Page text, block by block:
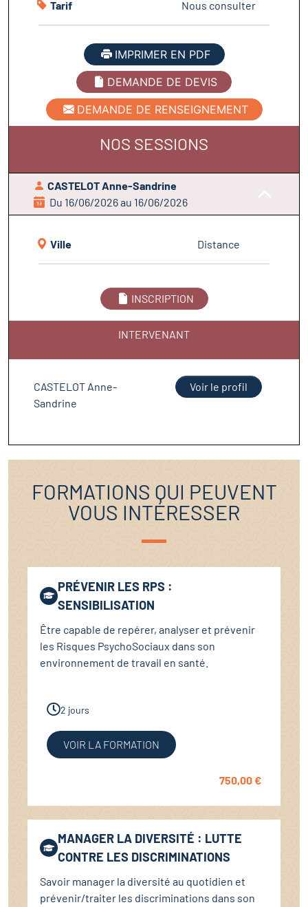
Tarif Nous consulter
IMPRIMER EN PDF
DEMANDE DE DEVIS
DEMANDE DE RENSEIGNEMENT
NOS SESSIONS
CASTELOT Anne-Sandrine
Du 16/06/2026 au 16/06/2026
Ville Distance
INSCRIPTION
INTERVENANT
CASTELOT Anne-
Sandrine
Voir le profil
FORMATIONS QUI PEUVENT
VOUS INTÉRESSER
PRÉVENIR LES RPS :
SENSIBILISATION
Être capable de repérer, analyser et prévenir
les Risques PsychoSociaux dans son
environnement de travail en santé.
2 jours
VOIR LA FORMATION
750,00€
MANAGER LA DIVERSITÉ : LUTTE
CONTRE LES DISCRIMINATIONS
Savoir manager la diversité au quotidien et
prévenir/traiter les discriminations dans son